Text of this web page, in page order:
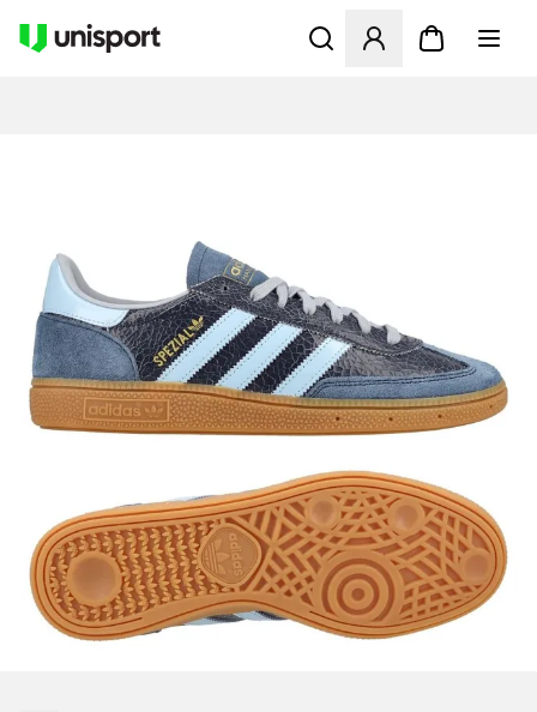
Åbner en Modal til at